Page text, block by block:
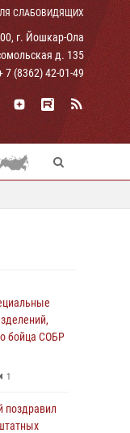
СЛАБОВИДЯЩИХ
г. Йошкар-Ола
д. 135
7 (8362) 42-01-49
бойца СОБР
1
поздравил